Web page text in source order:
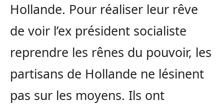
Hollande. Pour réaliser leur rêve
de voir l’ex président socialiste
reprendre les rênes du pouvoir, les
partisans de Hollande ne lésinent
pas sur les moyens. Ils ont